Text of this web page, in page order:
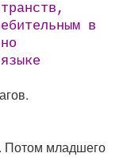
в
языке
Потом младшего